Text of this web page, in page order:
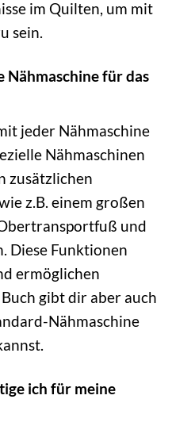
im Quilten, um mit
sein.
Nähmaschine für das
jeder Nähmaschine
Nähmaschinen
zusätzlichen
z.B. einem großen
und
Diese Funktionen
ermöglichen
gibt dir aber auch
Nähmaschine
ich für meine